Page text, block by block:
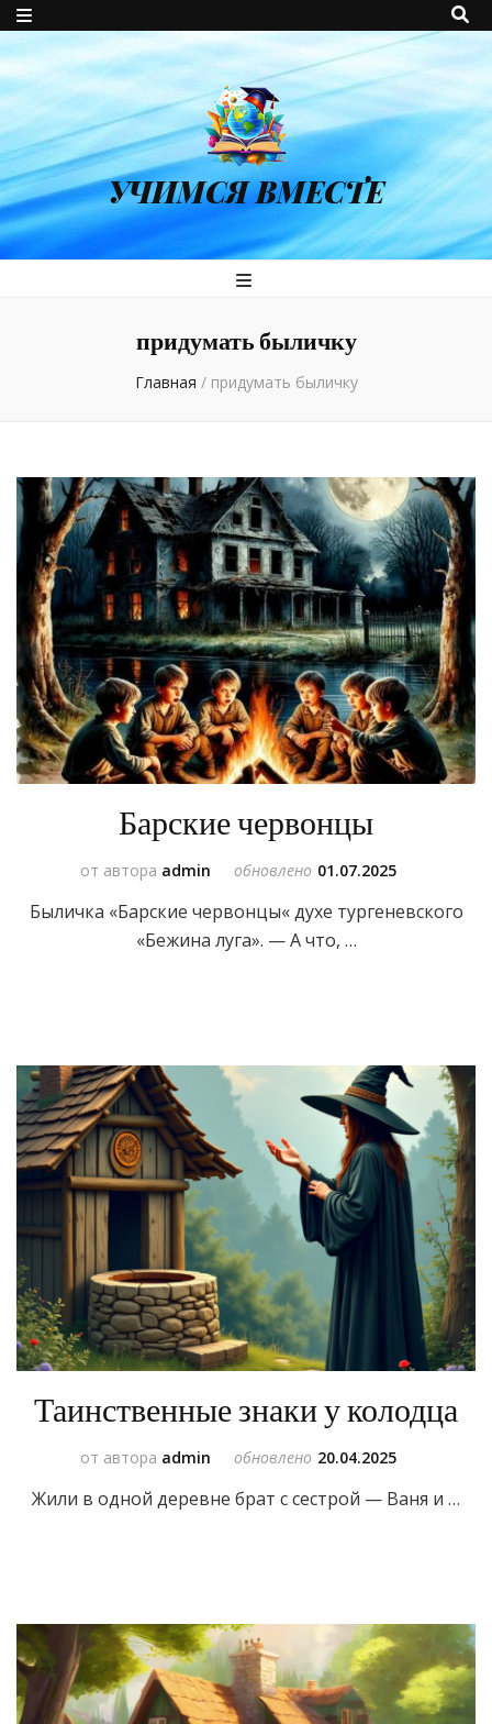
УЧИМСЯ ВМЕСТЕ
придумать быличку
Главная / придумать быличку
Барские червонцы
от автора admin обновлено 01.07.2025
Быличка «Барские червонцы« духе тургеневского
«Бежина луга». — А что, …
Таинственные знаки у колодца
от автора admin обновлено 20.04.2025
Жили в одной деревне брат с сестрой — Ваня и …